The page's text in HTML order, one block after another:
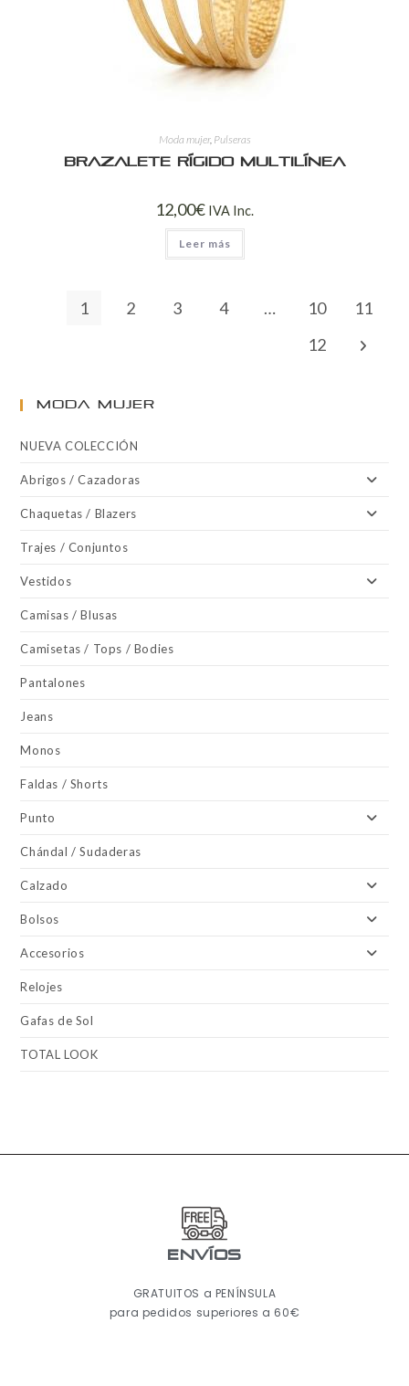
Moda mujer, Pulseras
Brazalete Rígido Multilínea
12,00€ IVA Inc.
Leer más
1 2 3 4 … 10
11
12
MODA MUJER
NUEVA COLECCIÓN
Abrigos / Cazadoras
Chaquetas / Blazers
Trajes / Conjuntos
Vestidos
Camisas / Blusas
Camisetas / Tops / Bodies
Pantalones
Jeans
Monos
Faldas / Shorts
Punto
Chándal / Sudaderas
Calzado
Bolsos
Accesorios
Relojes
Gafas de Sol
TOTAL LOOK
ENVÍOS
GRATUITOS a PENÍNSULA
para pedidos superiores a 60€